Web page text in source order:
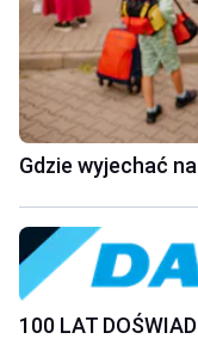
Gdzie wyjechać
100 LAT